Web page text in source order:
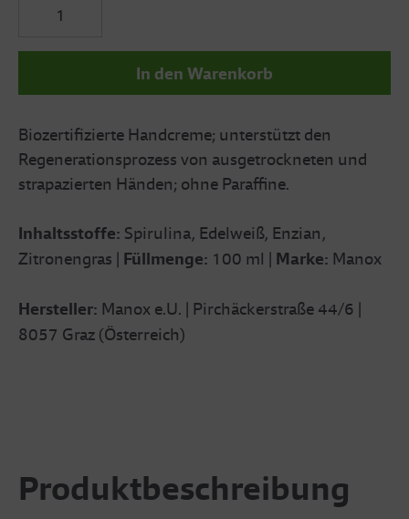
In den Warenkorb
Biozertifizierte Handcreme; unterstützt den
Regenerationsprozess von ausgetrockneten und
strapazierten Händen; ohne Paraffine.
Inhaltsstoffe: Spirulina, Edelweiß, Enzian,
Zitronengras | Füllmenge: 100 ml | Marke: Manox
Hersteller: Manox e.U. | Pirchäckerstraße 44/6 |
8057 Graz (Österreich)
Produktbeschreibung